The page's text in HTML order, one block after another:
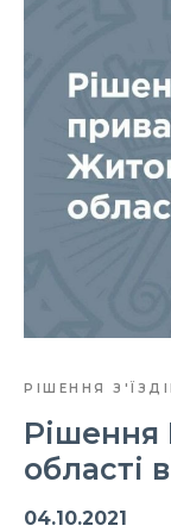
РІШЕННЯ
області